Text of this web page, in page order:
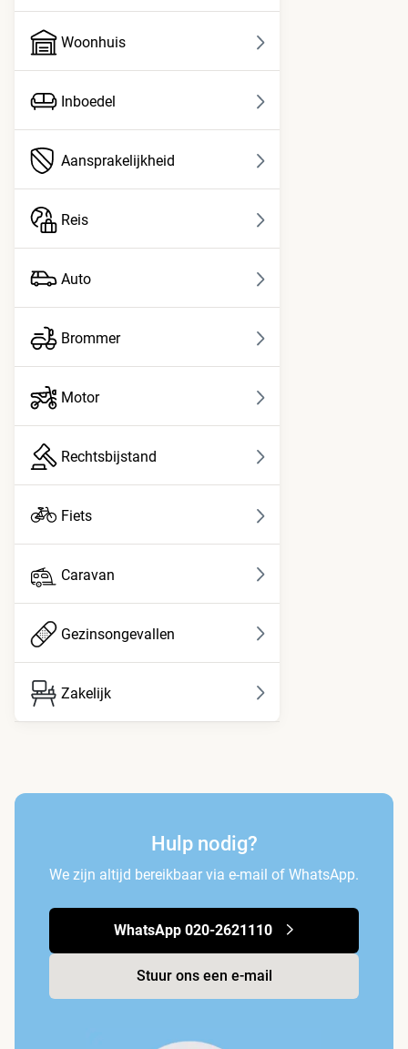
Woonhuis
Inboedel
Aansprakelijkheid
Reis
Auto
Brommer
Motor
Rechtsbijstand
Fiets
Caravan
Gezinsongevallen
Zakelijk
Hulp nodig?
We zijn altijd bereikbaar via e-mail of WhatsApp.
WhatsApp 020-2621110
Stuur ons een e-mail